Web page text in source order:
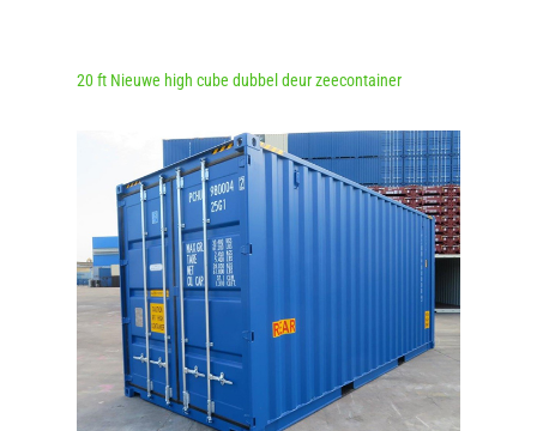
20 ft Nieuwe high cube dubbel deur zeecontainer